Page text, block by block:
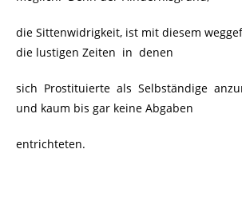
die Sittenwidrigkeit, ist mit diesem
die lustigen Zeiten in denen
sich Prostituierte als Selbständige
und kaum bis gar keine Abgaben
entrichteten.